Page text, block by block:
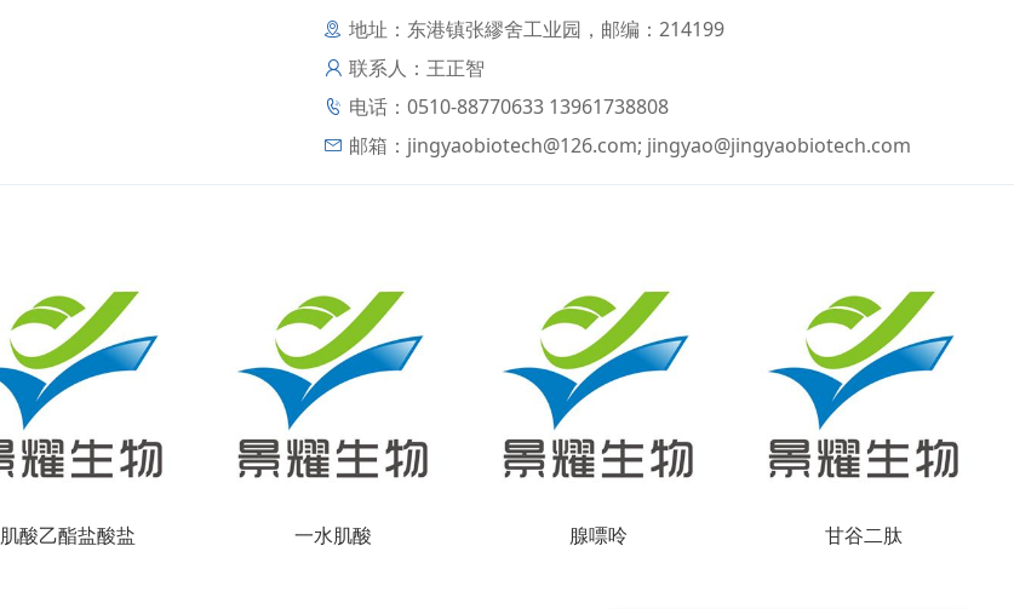
地址：东港镇张繆舍工业园，邮编：214199
联系人：王正智
电话：0510-88770633 13961738808
邮箱： jingyaobiotech@126.com; jingyao@jingyaobiotech.com
肌酸乙酯盐酸盐 一水肌酸 腺嘌呤 甘谷二肽